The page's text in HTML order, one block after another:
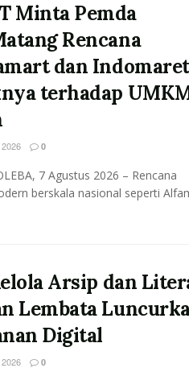
Minta Pemda
Rencana
dan
terhadap
0
7 Agustus 2026 – Rencana
berskala nasional seperti
Arsip dan
Lembata
Digital
0